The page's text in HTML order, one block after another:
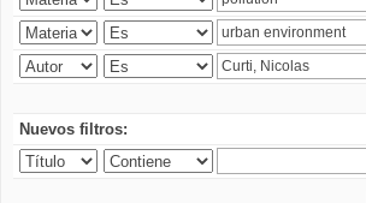
Nuevos filtros: